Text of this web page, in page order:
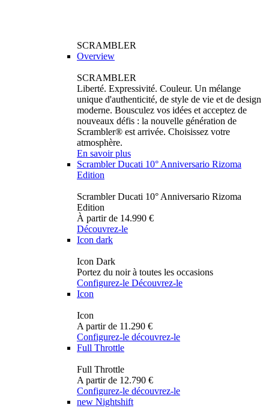
SCRAMBLER
Overview
SCRAMBLER
Liberté. Expressivité. Couleur. Un mélange
unique d'authenticité, de style de vie et de design
moderne. Bousculez vos idées et acceptez de
nouveaux défis : la nouvelle génération de
Scrambler® est arrivée. Choisissez votre
atmosphère.
En savoir plus
Scrambler Ducati 10° Anniversario Rizoma
Edition
Scrambler Ducati 10° Anniversario Rizoma
Edition
À partir de 14.990 €
Découvrez-le
Icon dark
Icon Dark
Portez du noir à toutes les occasions
Configurez-le Découvrez-le
Icon
Icon
A partir de 11.290 €
Configurez-le découvrez-le
Full Throttle
Full Throttle
A partir de 12.790 €
Configurez-le découvrez-le
new Nightshift